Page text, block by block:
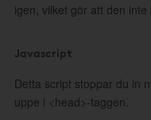
igen, vilket gör att den
Javascript
Detta script stoppar du in
uppe i <head>-taggen.